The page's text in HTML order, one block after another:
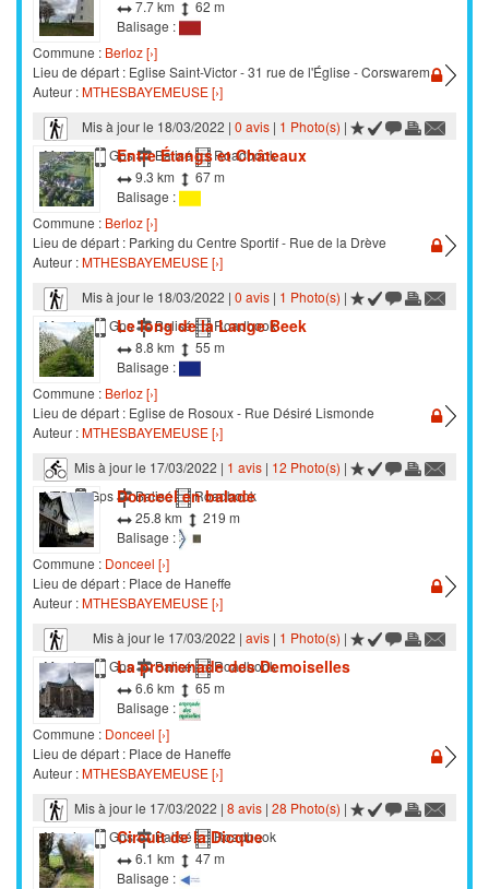
7.7 km
62 m
Balisage :
Commune : Berloz [›]
Lieu de départ : Eglise Saint-Victor - 31 rue de l'Église - Corswarem
Auteur :MTHESBAYEMEUSE [›]
Mis à jour le 18/03/2022 | 0 avis| 1 Photo(s) |
Marche
Gps Balisé Roadbook
Entre Étangs et Châteaux
9.3 km
67 m
Balisage :
Commune : Berloz [›]
Lieu de départ : Parking du Centre Sportif - Rue de la Drève
Auteur :MTHESBAYEMEUSE [›]
Mis à jour le 18/03/2022 | 0 avis| 1 Photo(s) |
Marche
Gps Balisé Roadbook
Le long de la Lange Beek
8.8 km
55 m
Balisage :
Commune : Berloz [›]
Lieu de départ : Eglise de Rosoux - Rue Désiré Lismonde
Auteur :MTHESBAYEMEUSE [›]
Mis à jour le 17/03/2022 | 1 avis| 12 Photo(s) |
VTC
Gps Balisé Roadbook
Donceel en balade
25.8 km
219 m
Balisage :
Commune : Donceel [›]
Lieu de départ : Place de Haneffe
Auteur :MTHESBAYEMEUSE [›]
Mis à jour le 17/03/2022 | avis| 1 Photo(s) |
Marche
Gps Balisé Roadbook
La promenade des Demoiselles
6.6 km
65 m
Balisage :
Commune : Donceel [›]
Lieu de départ : Place de Haneffe
Auteur :MTHESBAYEMEUSE [›]
Mis à jour le 17/03/2022 | 8 avis| 28 Photo(s) |
Marche
Gps Balisé Roadbook
Circuit de la Dicque
6.1 km
47 m
Balisage :